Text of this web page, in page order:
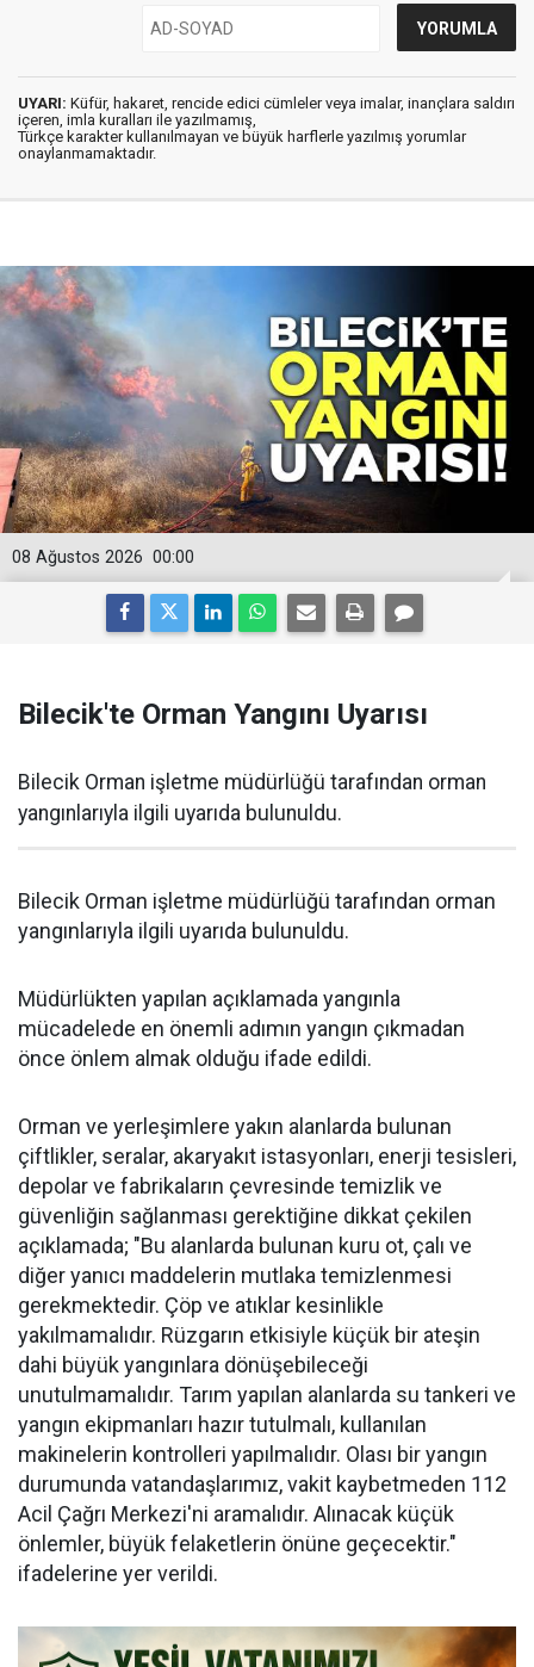
UYARI: Küfür, hakaret, rencide edici cümleler veya imalar, inançlara saldırı
içeren, imla kuralları ile yazılmamış,
Türkçe karakter kullanılmayan ve büyük harflerle yazılmış yorumlar
onaylanmamaktadır.
00:00
08 Ağustos 2026
Bilecik'te Orman Yangını Uyarısı
Bilecik Orman işletme müdürlüğü tarafından orman
yangınlarıyla ilgili uyarıda bulunuldu.
Bilecik Orman işletme müdürlüğü tarafından orman
yangınlarıyla ilgili uyarıda bulunuldu.
Müdürlükten yapılan açıklamada yangınla
mücadelede en önemli adımın yangın çıkmadan
önce önlem almak olduğu ifade edildi.
Orman ve yerleşimlere yakın alanlarda bulunan
çiftlikler, seralar, akaryakıt istasyonları, enerji tesisleri,
depolar ve fabrikaların çevresinde temizlik ve
güvenliğin sağlanması gerektiğine dikkat çekilen
açıklamada; "Bu alanlarda bulunan kuru ot, çalı ve
diğer yanıcı maddelerin mutlaka temizlenmesi
gerekmektedir. Çöp ve atıklar kesinlikle
yakılmamalıdır. Rüzgarın etkisiyle küçük bir ateşin
dahi büyük yangınlara dönüşebileceği
unutulmamalıdır. Tarım yapılan alanlarda su tankeri ve
yangın ekipmanları hazır tutulmalı, kullanılan
makinelerin kontrolleri yapılmalıdır. Olası bir yangın
durumunda vatandaşlarımız, vakit kaybetmeden 112
Acil Çağrı Merkezi'ni aramalıdır. Alınacak küçük
önlemler, büyük felaketlerin önüne geçecektir."
ifadelerine yer verildi.